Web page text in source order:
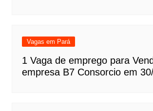
Vagas em Pará
1 Vaga de emprego para
empresa B7 Consorcio em